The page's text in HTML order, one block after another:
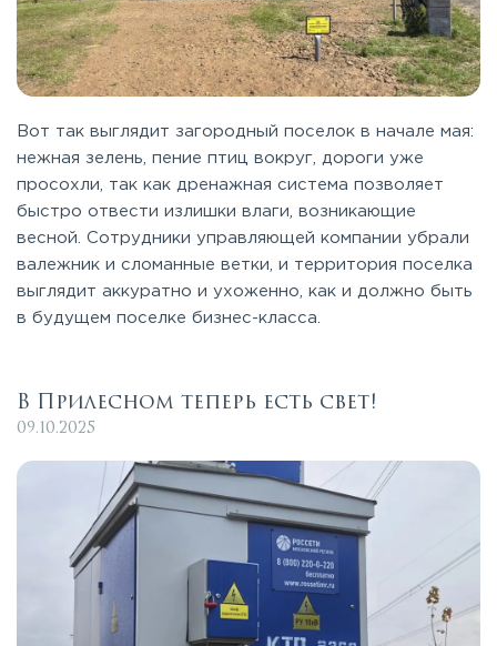
Вот так выглядит загородный поселок в начале мая:
нежная зелень, пение птиц вокруг, дороги уже
просохли, так как дренажная система позволяет
быстро отвести излишки влаги, возникающие
весной. Сотрудники управляющей компании убрали
валежник и сломанные ветки, и территория поселка
выглядит аккуратно и ухоженно, как и должно быть
в будущем поселке бизнес-класса.
В Прилесном теперь есть свет!
09.10.2025